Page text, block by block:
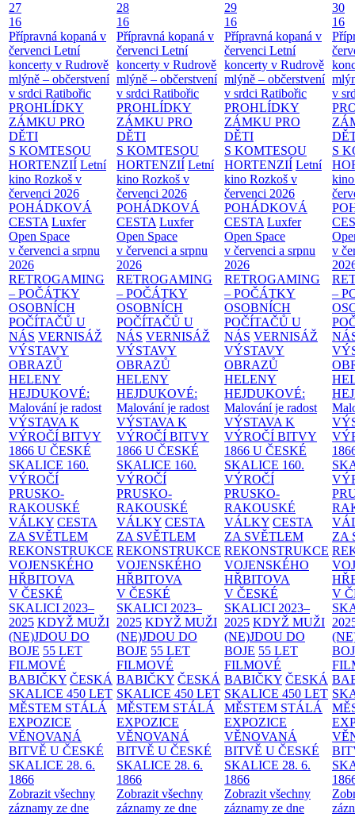
27
16
Přípravná kopaná v
červenci Letní
koncerty v Rudrově
mlýně – občerstvení
v srdci Ratibořic
PROHLÍDKY
ZÁMKU PRO
DĚTI
S KOMTESOU
HORTENZIÍ Letní
kino Rozkoš v
červenci 2026
POHÁDKOVÁ
CESTA Luxfer
Open Space
v červenci a srpnu
2026
RETROGAMING
– POČÁTKY
OSOBNÍCH
POČÍTAČŮ U
NÁS VERNISÁŽ
VÝSTAVY
OBRAZŮ
HELENY
HEJDUKOVÉ:
Malování je radost
VÝSTAVA K
VÝROČÍ BITVY
1866 U ČESKÉ
SKALICE 160.
VÝROČÍ
PRUSKO-
RAKOUSKÉ
VÁLKY CESTA
ZA SVĚTLEM
REKONSTRUKCE
VOJENSKÉHO
HŘBITOVA
V ČESKÉ
SKALICI 2023–
2025 KDYŽ MUŽI
(NE)JDOU DO
BOJE 55 LET
FILMOVÉ
BABIČKY ČESKÁ
SKALICE 450 LET
MĚSTEM STÁLÁ
EXPOZICE
VĚNOVANÁ
BITVĚ U ČESKÉ
SKALICE 28. 6.
1866
Zobrazit všechny
záznamy ze dne
28
16
Přípravná kopaná v
červenci Letní
koncerty v Rudrově
mlýně – občerstvení
v srdci Ratibořic
PROHLÍDKY
ZÁMKU PRO
DĚTI
S KOMTESOU
HORTENZIÍ Letní
kino Rozkoš v
červenci 2026
POHÁDKOVÁ
CESTA Luxfer
Open Space
v červenci a srpnu
2026
RETROGAMING
– POČÁTKY
OSOBNÍCH
POČÍTAČŮ U
NÁS VERNISÁŽ
VÝSTAVY
OBRAZŮ
HELENY
HEJDUKOVÉ:
Malování je radost
VÝSTAVA K
VÝROČÍ BITVY
1866 U ČESKÉ
SKALICE 160.
VÝROČÍ
PRUSKO-
RAKOUSKÉ
VÁLKY CESTA
ZA SVĚTLEM
REKONSTRUKCE
VOJENSKÉHO
HŘBITOVA
V ČESKÉ
SKALICI 2023–
2025 KDYŽ MUŽI
(NE)JDOU DO
BOJE 55 LET
FILMOVÉ
BABIČKY ČESKÁ
SKALICE 450 LET
MĚSTEM STÁLÁ
EXPOZICE
VĚNOVANÁ
BITVĚ U ČESKÉ
SKALICE 28. 6.
1866
Zobrazit všechny
záznamy ze dne
29
16
Přípravná kopaná v
červenci Letní
koncerty v Rudrově
mlýně – občerstvení
v srdci Ratibořic
PROHLÍDKY
ZÁMKU PRO
DĚTI
S KOMTESOU
HORTENZIÍ Letní
kino Rozkoš v
červenci 2026
POHÁDKOVÁ
CESTA Luxfer
Open Space
v červenci a srpnu
2026
RETROGAMING
– POČÁTKY
OSOBNÍCH
POČÍTAČŮ U
NÁS VERNISÁŽ
VÝSTAVY
OBRAZŮ
HELENY
HEJDUKOVÉ:
Malování je radost
VÝSTAVA K
VÝROČÍ BITVY
1866 U ČESKÉ
SKALICE 160.
VÝROČÍ
PRUSKO-
RAKOUSKÉ
VÁLKY CESTA
ZA SVĚTLEM
REKONSTRUKCE
VOJENSKÉHO
HŘBITOVA
V ČESKÉ
SKALICI 2023–
2025 KDYŽ MUŽI
(NE)JDOU DO
BOJE 55 LET
FILMOVÉ
BABIČKY ČESKÁ
SKALICE 450 LET
MĚSTEM STÁLÁ
EXPOZICE
VĚNOVANÁ
BITVĚ U ČESKÉ
SKALICE 28. 6.
1866
Zobrazit všechny
záznamy ze dne
30
16
v
S
v
–
ZA
V